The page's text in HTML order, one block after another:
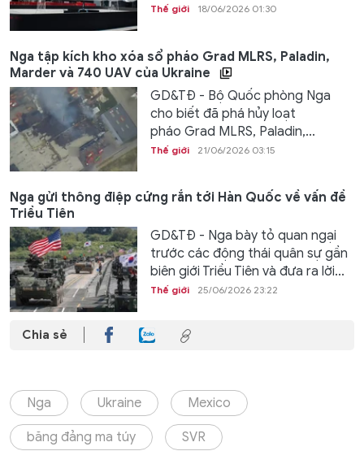
Thế giới 18/06/2026 01:30
Nga tập kích kho xóa sổ pháo Grad MLRS, Paladin,
Marder và 740 UAV của Ukraine
GD&TĐ - Bộ Quốc phòng Nga
cho biết đã phá hủy loạt
pháo Grad MLRS, Paladin,...
Thế giới 21/06/2026 03:15
Nga gửi thông điệp cứng rắn tới Hàn Quốc về vấn đề
Triều Tiên
GD&TĐ - Nga bày tỏ quan ngại
trước các động thái quân sự gần
biên giới Triều Tiên và đưa ra lời...
Thế giới 25/06/2026 23:22
Chia sẻ
Nga Ukraine Mexico
băng đảng ma túy SVR